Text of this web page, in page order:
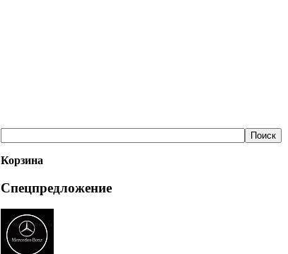
Корзина
Спецпредложение